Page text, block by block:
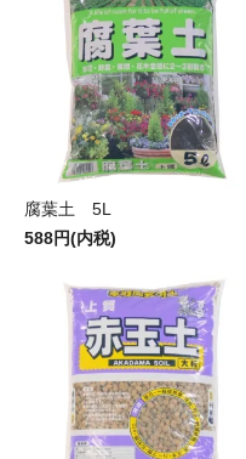
腐葉土 5L
588円(内税)